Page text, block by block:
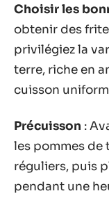
Choisir les
obtenir des
privilégiez la
terre, riche en
cuisson
Précuisson :
les pommes de
réguliers, puis
pendant une